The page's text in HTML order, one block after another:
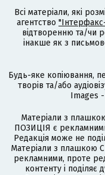
Всі матеріали, які
агентство
відтворенню та/чи
інакше як з
Будь-яке копіювання,
творів та/або
Images
Матеріали з
ПОЗИЦІЯ є
Редакція може не
Матеріали з плашкою
рекламними, проте
контенту і поділяє